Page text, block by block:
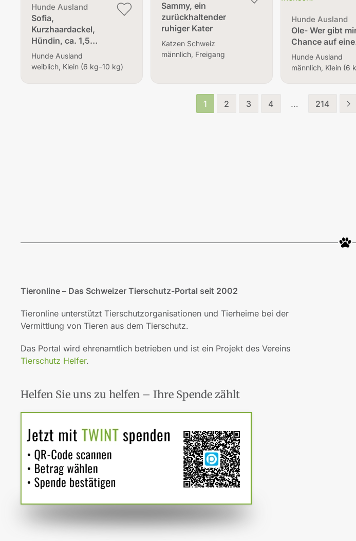
Hunde Ausland
Sofia,
Kurzhaardackel,
Hündin, ca. 1,5…
Hunde Ausland
weiblich, Klein (6 kg–10 kg)
Sammy, ein
zurückhaltender
ruhiger Kater
Katzen Schweiz
männlich, Freigang
Hunde Ausland
Ole- Wer gibt
Chance auf
Hunde Ausland
männlich, Klein (6
1 2 3 4 … 214
Tieronline – Das Schweizer Tierschutz-Portal seit 2002
Tieronline unterstützt Tierschutzorganisationen und Tierheime bei der
Vermittlung von Tieren aus dem Tierschutz.
Das Portal wird ehrenamtlich betrieben und ist ein Projekt des Vereins
Tierschutz Helfer.
Helfen Sie uns zu helfen – Ihre Spende zählt